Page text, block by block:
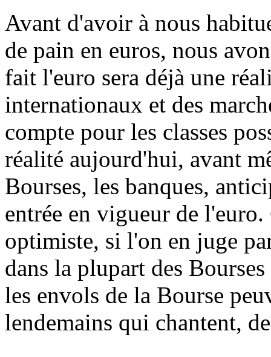
Avant d'avoir à nous
de pain en euros, nous
fait l'euro sera déjà une
internationaux et des
compte pour les classes
réalité aujourd'hui, avant
Bourses, les banques,
entrée en vigueur de
optimiste, si l'on en juge
dans la plupart des
les envols de la Bourse
lendemains qui chantent,